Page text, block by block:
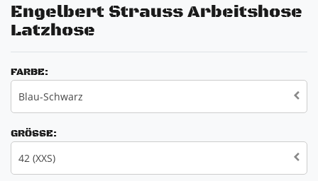
Engelbert Strauss Arbeitshose
Latzhose
FARBE:
Blau-Schwarz
GRÖSSE:
42 (XXS)